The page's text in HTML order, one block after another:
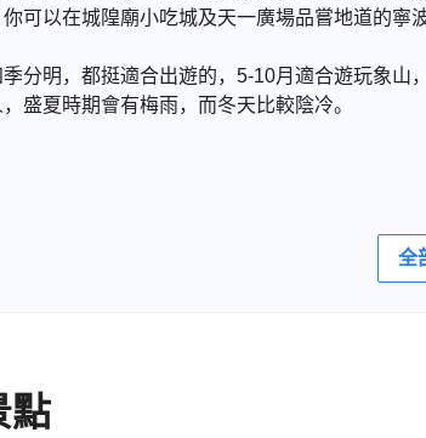
可以在城隍廟小吃城及天一廣場品嘗地道的
分明，都挺適合出遊的，5-10月適合遊玩象
盛夏時期會有梅雨，而冬天比較陰冷。
全
點